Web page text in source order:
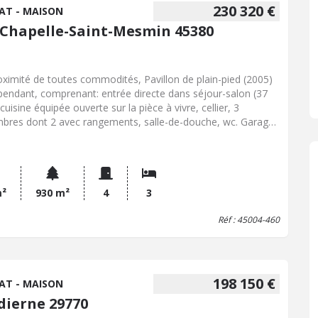
à prévoir et installation électrique non conforme.
une maison offrant de belles possibilités, parfaite pour un
de rénovation dans un secteur recherché pour son
230 320 €
- MAISON
Saint-Mesmin 45380
de toutes commodités, Pavillon de plain-pied (2005)
comprenant: entrée directe dans séjour-salon (37
équipée ouverte sur la pièce à vivre, cellier, 3
dont 2 avec rangements, salle-de-douche, wc. Garage
Classe "D". Vaste jardin sans aucun vis-à-vis.
930 m² 4 3
Réf : 45004-460
198 150 €
- MAISON
29770